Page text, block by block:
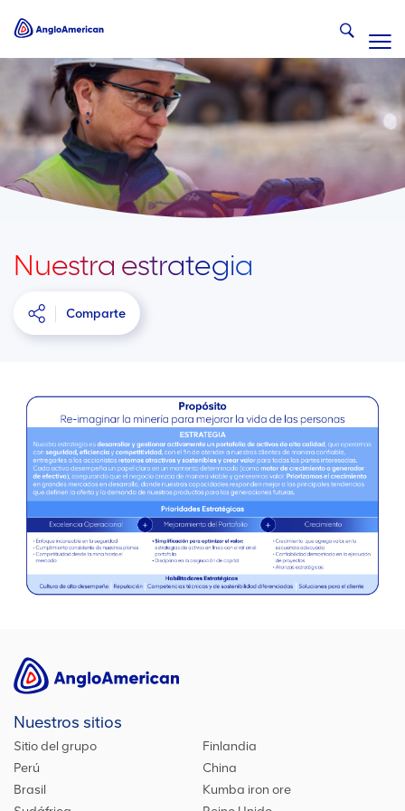
Nuestra estrategia
Comparte
Nuestros sitios
Sitio del grupo
Finlandia
Perú
China
Brasil
Kumba iron ore